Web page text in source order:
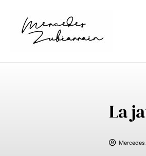
contenido
La